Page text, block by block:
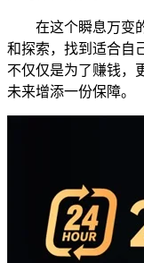
在这个瞬息万变
和探索，找到适合自
不仅仅是为了赚钱，
未来增添一份保障。